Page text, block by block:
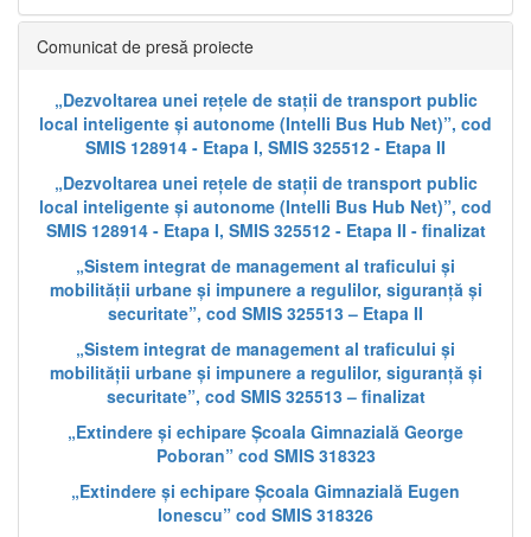
Comunicat de presă proiecte
„Dezvoltarea unei rețele de stații de transport public
local inteligente și autonome (Intelli Bus Hub Net)”, cod
SMIS 128914 - Etapa I, SMIS 325512 - Etapa II
„Dezvoltarea unei rețele de stații de transport public
local inteligente și autonome (Intelli Bus Hub Net)”, cod
SMIS 128914 - Etapa I, SMIS 325512 - Etapa II - finalizat
„Sistem integrat de management al traficului și
mobilității urbane și impunere a regulilor, siguranță și
securitate”, cod SMIS 325513 – Etapa II
„Sistem integrat de management al traficului și
mobilității urbane și impunere a regulilor, siguranță și
securitate”, cod SMIS 325513 – finalizat
„Extindere și echipare Școala Gimnazială George
Poboran” cod SMIS 318323
„Extindere și echipare Școala Gimnazială Eugen
Ionescu” cod SMIS 318326